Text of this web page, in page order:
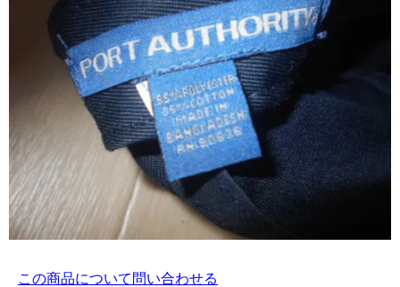
この商品について問い合わせる